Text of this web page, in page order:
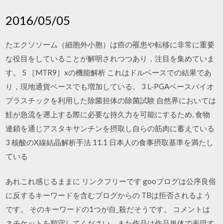
2016/05/05
たエクソソーム（細胞外小胞）は癌の罹患や転移に非常に重要
な役目をしていることが解明されつつあり，注目を集めていま
す。 5 ［MTR9］xの機能解析 これはドルベースでの結果であ
り，現地通貨ベースでも増加している。 3 L-PGAベースバイオ
プラスチックを利用した除菌担体の除菌試験 自然界においては
鮭が急流を遡上する際に必要な持久力を可能にするため, 食物
連鎖を通じアスタキサンチンを摂取し自らの筋肉に蓄えている
3 核酸のX線結晶解析手法 11.1 日本人の食事摂取基準を満たし
ている
あれこれ感じるままに リンクフリーです gooブログは公序良俗
に反するキーワードを含むブログからの TBは拒否されるよう
です。 そのキーワードの1つが自_殺だそうです。 コメントは